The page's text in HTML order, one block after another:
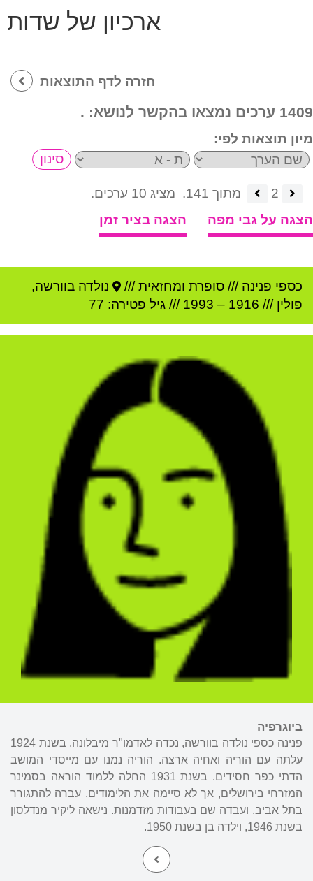
ארכיון של שדות
חזרה לדף התוצאות
1409 ערכים נמצאו בהקשר לנושא: .
מיון תוצאות לפי:
2 מתוך 141.
מציג 10 ערכים.
הצגה על גבי מפה
הצגה בציר זמן
כספי פנינה /// סופרת ומחזאית /// נולדה בוורשה,
פולין ///
1916
–
1993 /// גיל פטירה: 77
ביוגרפיה
פנינה כספי
נולדה בוורשה, נכדה לאדמו"ר מיבלונה. בשנת 1924
עלתה עם הוריה ואחיה ארצה. הוריה נמנו עם מייסדי המושב
הדתי כפר חסידים. בשנת 1931 החלה ללמוד הוראה בסמינר
המזרחי בירושלים, אך לא סיימה את הלימודים. עברה להתגורר
בתל אביב, ועבדה שם בעבודות מזדמנות. נישאה ליקיר מנדלסון
בשנת 1946, וילדה בן בשנת 1950.